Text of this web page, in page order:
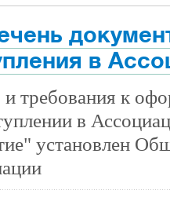
в
и требования к
в
установлен